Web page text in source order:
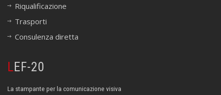
Riqualificazione
Trasporti
Consulenza diretta
LEF-20
La stampante per la comunicazione visiva